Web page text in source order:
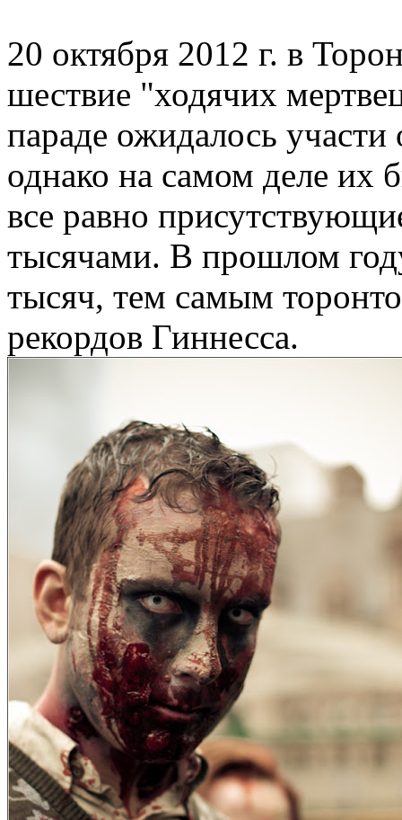
20 октября 2012 г. в
шествие "ходячих
параде ожидалось
однако на самом деле их
все равно
тысячами. В прошлом
тысяч, тем самым
рекордов Гиннесса.